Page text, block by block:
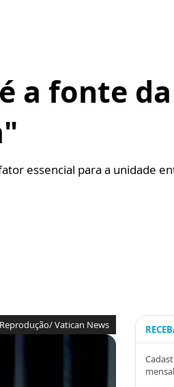
a fonte
essencial para a unidade
Reprodução/ Vatican News